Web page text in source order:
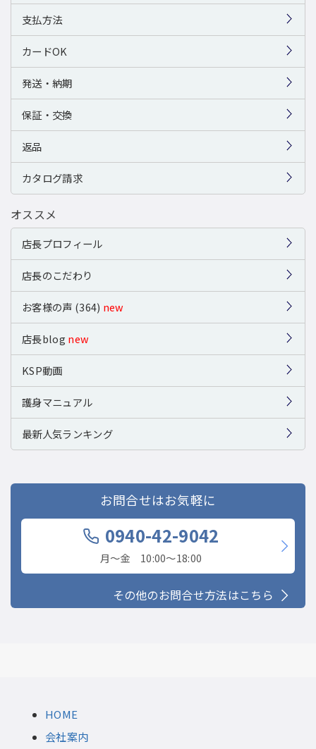
支払方法
カードOK
発送・納期
保証・交換
返品
カタログ請求
オススメ
店長プロフィール
店長のこだわり
お客様の声 (364) new
店長blog new
KSP動画
護身マニュアル
最新人気ランキング
お問合せはお気軽に
0940-42-9042
月〜金 10:00〜18:00
その他のお問合せ方法はこちら
HOME
会社案内